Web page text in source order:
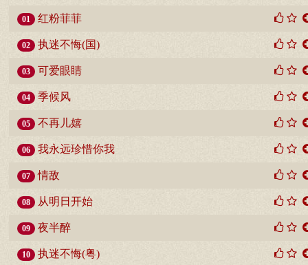
01 红粉菲菲
02 执迷不悔(国)
03 可爱眼睛
04 季候风
05 不再儿嬉
06 我永远珍惜你我
07 情敌
08 从明日开始
09 夜半醉
10 执迷不悔(粤)